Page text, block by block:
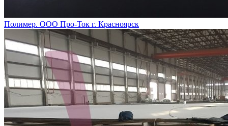
Полимер. ООО Про-Ток г. Красноярск